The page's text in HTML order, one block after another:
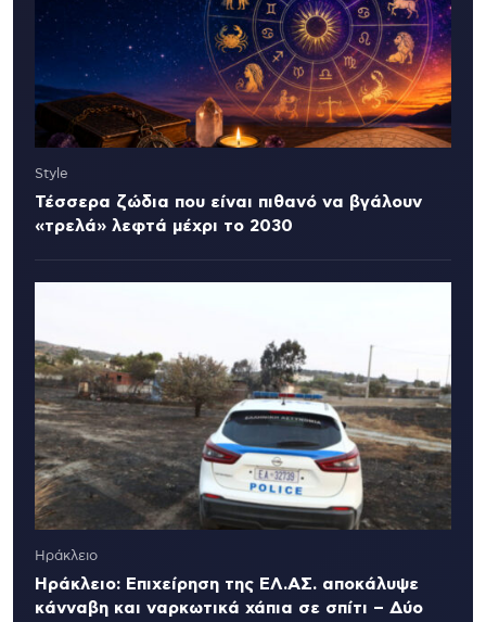
Style
Τέσσερα ζώδια που είναι πιθανό να βγάλουν
«τρελά» λεφτά μέχρι το 2030
Ηράκλειο
Ηράκλειο: Επιχείρηση της ΕΛ.ΑΣ. αποκάλυψε
κάνναβη και ναρκωτικά χάπια σε σπίτι – Δύο